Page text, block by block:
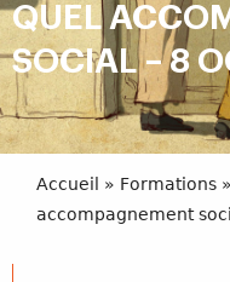
QUEL
SOCIAL – 8
Accueil » Formations »
accompagnement